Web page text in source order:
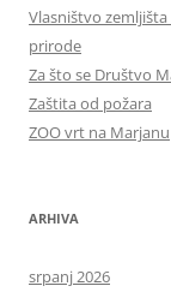
Vlasništvo
prirode
Za što se Društvo
Zaštita od požara
ZOO vrt na Marjanu
ARHIVA
srpanj 2026